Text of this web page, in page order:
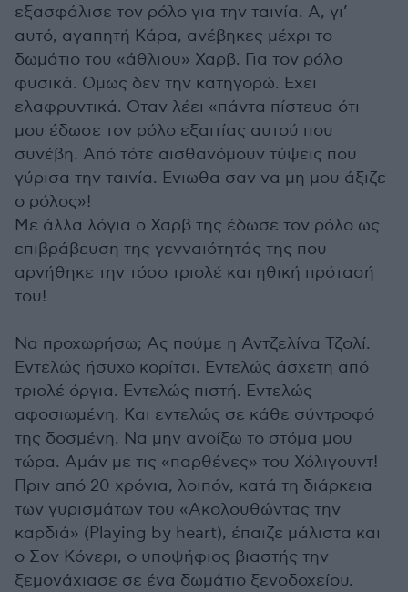
εξασφάλισε τον ρόλο για την ταινία. Α, γι’
αυτό, αγαπητή Κάρα, ανέβηκες μέχρι το
δωμάτιο του «άθλιου» Χαρβ. Για τον ρόλο
φυσικά. Ομως δεν την κατηγορώ. Εχει
ελαφρυντικά. Οταν λέει «πάντα πίστευα ότι
μου έδωσε τον ρόλο εξαιτίας αυτού που
συνέβη. Από τότε αισθανόμουν τύψεις που
γύρισα την ταινία. Ενιωθα σαν να μη μου άξιζε
ο ρόλος»!
Με άλλα λόγια ο Χαρβ της έδωσε τον ρόλο ως
επιβράβευση της γενναιότητάς της που
αρνήθηκε την τόσο τριολέ και ηθική πρότασή
του!
Να προχωρήσω; Ας πούμε η Αντζελίνα Τζολί.
Εντελώς ήσυχο κορίτσι. Εντελώς άσχετη από
τριολέ όργια. Εντελώς πιστή. Εντελώς
αφοσιωμένη. Και εντελώς σε κάθε σύντροφό
της δοσμένη. Να μην ανοίξω το στόμα μου
τώρα. Αμάν με τις «παρθένες» του Χόλιγουντ!
Πριν από 20 χρόνια, λοιπόν, κατά τη διάρκεια
των γυρισμάτων του «Ακολουθώντας την
καρδιά» (Playing by heart), έπαιζε μάλιστα και
ο Σον Κόνερι, ο υποψήφιος βιαστής την
ξεμονάχιασε σε ένα δωμάτιο ξενοδοχείου.